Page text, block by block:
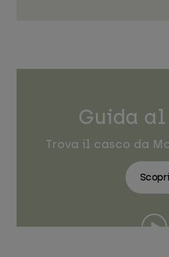
Guida
Trova il casco da
Scopri